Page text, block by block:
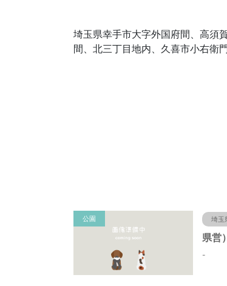
埼玉県幸手市大字外国府間、高須
間、北三丁目地内、久喜市小右衛
公園 埼玉
-